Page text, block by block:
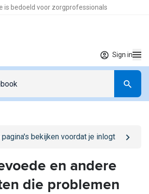
is bedoeld voor zorgprofessionals
Sign in
pagina's bekijken voordat je inlogt
en andere
die problemen